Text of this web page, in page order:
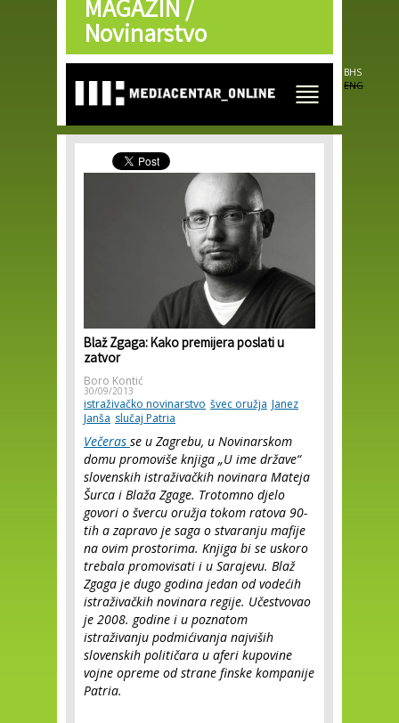
Skip to
main
content
MAGAZIN /
Novinarstvo
BHS
ENG
Blaž Zgaga: Kako premijera poslati u
zatvor
Boro Kontić
30/09/2013
istraživačko novinarstvo švec oružja Janez
Janša slučaj Patria
Večeras se u Zagrebu, u Novinarskom
domu promoviše knjiga „U ime države“
slovenskih istraživačkih novinara Mateja
Šurca i Blaža Zgage. Trotomno djelo
govori o švercu oružja tokom ratova 90-
tih a zapravo je saga o stvaranju mafije
na ovim prostorima. Knjiga bi se uskoro
trebala promovisati i u Sarajevu. Blaž
Zgaga je dugo godina jedan od vodećih
istraživačkih novinara regije. Učestvovao
je 2008. godine i u poznatom
istraživanju podmićivanja najviših
slovenskih političara u aferi kupovine
vojne opreme od strane finske kompanije
Patria.